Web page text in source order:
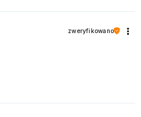
zweryfikowano